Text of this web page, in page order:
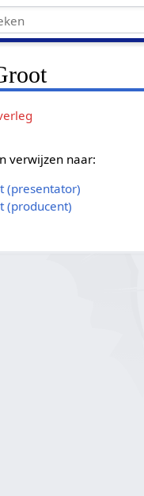
verwijzen naar:
(presentator)
(producent)